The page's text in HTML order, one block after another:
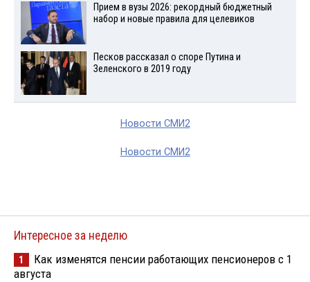
Прием в вузы 2026: рекордный бюджетный
набор и новые правила для целевиков
Песков рассказал о споре Путина и
Зеленского в 2019 году
Новости СМИ2
Новости СМИ2
Интересное за неделю
1
Как изменятся пенсии работающих пенсионеров с 1
августа